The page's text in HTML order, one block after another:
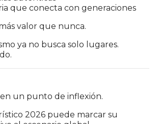
que conecta con generaciones
valor que nunca.
ya no busca solo lugares.
un punto de inflexión.
2026 puede marcar su